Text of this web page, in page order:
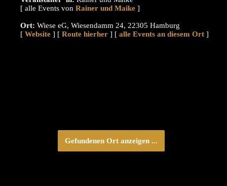
[ alle Events von
]
Ort: Wiese eG, Wiesendamm 24, 22305 Hamburg
[ Website ] [ Route hierher ] [ alle Events an diesem Ort ]